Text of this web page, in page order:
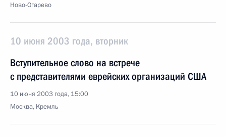
Ново-Огарево
10 июня 2003 года, вторник
Вступительное слово на встрече
с представителями еврейских организаций США
10 июня 2003 года, 15:00
Москва, Кремль